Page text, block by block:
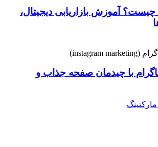
چیست؟ آموزش بازاریابی دیجیتال،
با چیدمان صفحه جذاب و